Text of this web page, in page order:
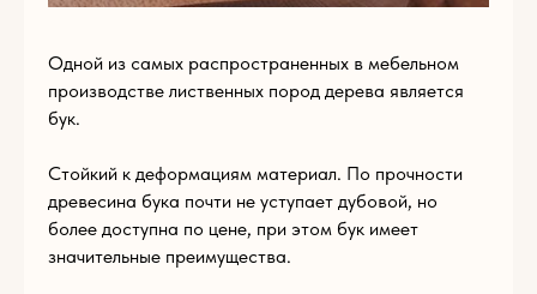
Одной из самых распространенных в мебельном
производстве лиственных пород дерева является
бук.
Стойкий к деформациям материал. По прочности
древесина бука почти не уступает дубовой, но
более доступна по цене, при этом бук имеет
значительные преимущества.